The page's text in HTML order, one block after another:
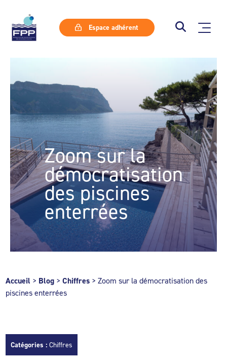
Espace adhérent
Zoom sur la
démocratisation
des piscines
enterrées
Accueil > Blog >Chiffres >Zoom sur la démocratisation des
piscines enterrées
Catégories :Chiffres